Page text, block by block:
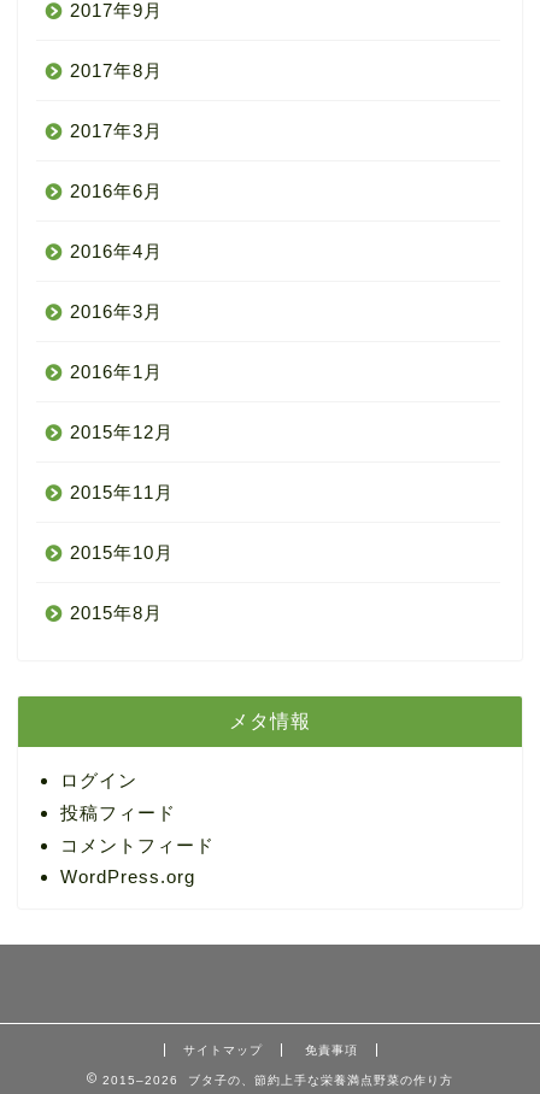
2017年9月
2017年8月
2017年3月
2016年6月
2016年4月
2016年3月
2016年1月
2015年12月
2015年11月
2015年10月
2015年8月
メタ情報
ログイン
投稿フィード
コメントフィード
WordPress.org
サイトマップ 免責事項
2015–2026 ブタ子の、節約上手な栄養満点野菜の作り方